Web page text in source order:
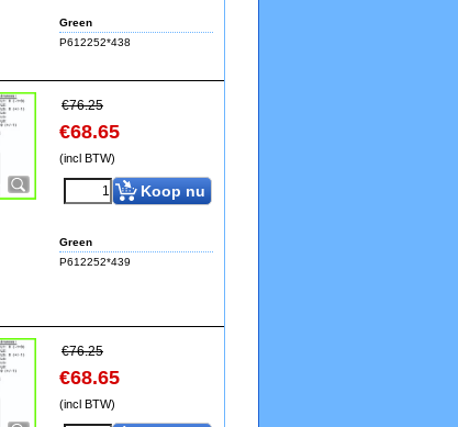
Green
P612252*438
€76.25
€68.65
(incl BTW)
Koop nu
Green
P612252*439
€76.25
€68.65
(incl BTW)